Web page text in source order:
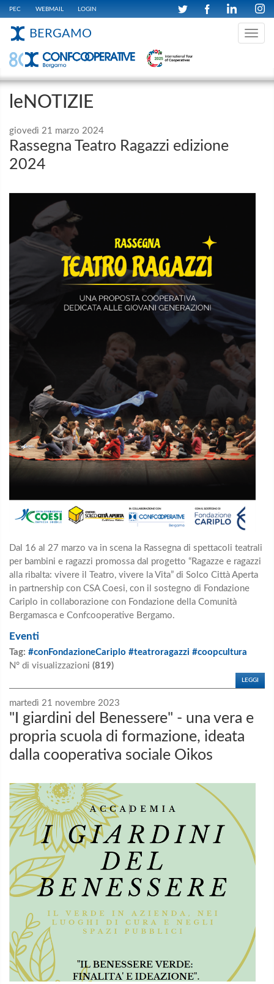
PEC WEBMAIL LOGIN
Toggle
BERGAMO
leNOTIZIE
giovedì 21 marzo 2024
Rassegna Teatro Ragazzi edizione
2024
Dal 16 al 27 marzo va in scena la Rassegna di spettacoli teatrali
per bambini e ragazzi promossa dal progetto “Ragazze e ragazzi
alla ribalta: vivere il Teatro, vivere la Vita” di Solco Città Aperta
in partnership con CSA Coesi, con il sostegno di Fondazione
Cariplo in collaborazione con Fondazione della Comunità
Bergamasca e Confcooperative Bergamo.
Eventi
Tag: #conFondazioneCariplo #teatroragazzi #coopcultura
N° di visualizzazioni (819)
LEGGI
martedì 21 novembre 2023
"I giardini del Benessere" - una vera e
propria scuola di formazione, ideata
dalla cooperativa sociale Oikos